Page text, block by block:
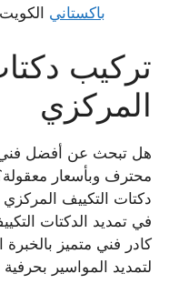
باكستاني الكويت
تركيب
المركزي
هل تبحث عن أفضل فني
محترف وبأسعار
دكتات التكييف
في تمديد الدكتات
كادر فني متميز
لتمديد المواسير بحرفية